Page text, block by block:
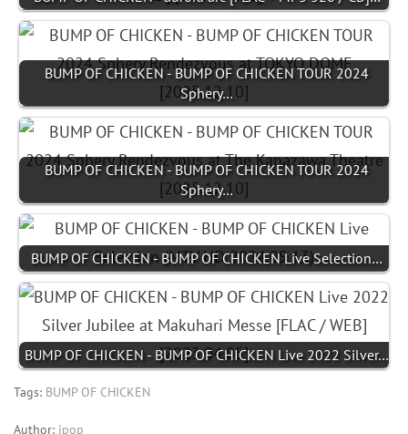
BUMP OF CHICKEN - BUMP OF CHICKEN TOUR 2024
Sphery…
BUMP OF CHICKEN - BUMP OF CHICKEN TOUR 2024
Sphery…
BUMP OF CHICKEN - BUMP OF CHICKEN Live Selection…
BUMP OF CHICKEN - BUMP OF CHICKEN Live 2022 Silver…
Tags: BUMP OF CHICKEN
Author: jpop